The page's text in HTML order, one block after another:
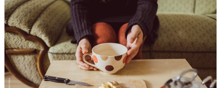
Krankheiten & Therapie
ELTERN UND KIND
GESUND IM ALTER